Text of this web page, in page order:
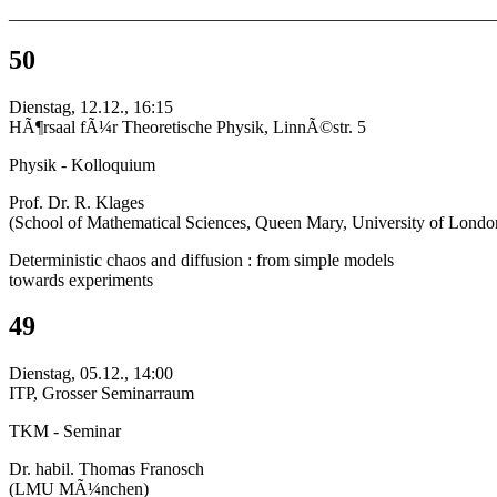
50
Dienstag, 12.12., 16:15
HÃ¶rsaal fÃ¼r Theoretische Physik, LinnÃ©str. 5
Physik - Kolloquium
Prof. Dr. R. Klages
(School of Mathematical Sciences, Queen Mary, University of
Deterministic chaos and diffusion : from simple models
towards experiments
49
Dienstag, 05.12., 14:00
ITP, Grosser Seminarraum
TKM - Seminar
Dr. habil. Thomas Franosch
(LMU MÃ¼nchen)